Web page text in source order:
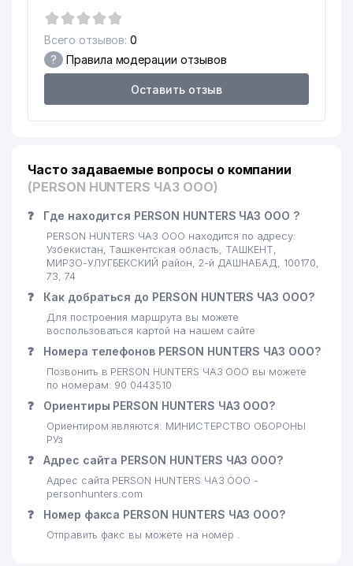
16
НАУЧНО-ПРАКТИЧЕСКИЙ
КАРДИОЛОГИИ ИИ
АКАДЕМИЯ ВООРУЖЁННЫХ
СИЛ РЕСПУБЛИКИ УЗБЕКИСТАН
18 ДОМ-МУЗЕЙ С.П. БОРОДИНА 680 м
20 IFT INNOVATION ООО
21
PARKER RUSSELL FINANCE
697 м
22
PARKER RUSSELL AUDIT OOO
АУДИТОРСКАЯ ОРГАНИЗАЦИЯ
700 м
ЛАШКАРБЕГИ МАХАЛЛИНСКИЙ
КОМИТЕТ
24
GOLDEN HOUSE DEVELOPMENT
708 м
26 FRIGO DINAMIC ООО 835 м
27
ИПАК ЙУЛИ АИКБ МИРЗО-
885 м
28
КАЗАХСКИЙ НАЦИОНАЛЬНЫЙ
Всего отзывов: 0
? Правила модерации отзывов
Оставить отзыв
Часто задаваемые вопросы о компании
(PERSON HUNTERS ЧАЗ ООО)
❓ Где находится PERSON HUNTERS ЧАЗ ООО ?
PERSON HUNTERS ЧАЗ ООО находится по адресу:
Узбекистан, Ташкентская область, ТАШКЕНТ,
МИРЗО-УЛУГБЕКСКИЙ район, 2-й ДАШНАБАД, 100170,
73, 74
❓ Как добраться до PERSON HUNTERS ЧАЗ ООО?
Для построения маршрута вы можете
воспользоваться картой на нашем сайте
❓ Номера телефонов PERSON HUNTERS ЧАЗ ООО?
Позвонить в PERSON HUNTERS ЧАЗ ООО вы можете
по номерам: 90 0443510
❓ Ориентиры PERSON HUNTERS ЧАЗ ООО?
Ориентиром являются: МИНИСТЕРСТВО ОБОРОНЫ
РУз
❓ Адрес сайта PERSON HUNTERS ЧАЗ ООО?
Адрес сайта PERSON HUNTERS ЧАЗ ООО -
personhunters.com
❓ Номер факса PERSON HUNTERS ЧАЗ ООО?
Отправить факс вы можете на номер .